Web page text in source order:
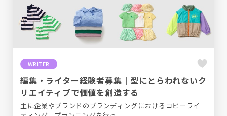
WRITER
編集・ライター経験者募集｜型にとらわれないク
リエイティブで価値を創造する
主に企業やブランドのブランディングにおけるコピーライ